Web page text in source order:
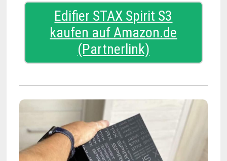
Edifier STAX Spirit S3
kaufen